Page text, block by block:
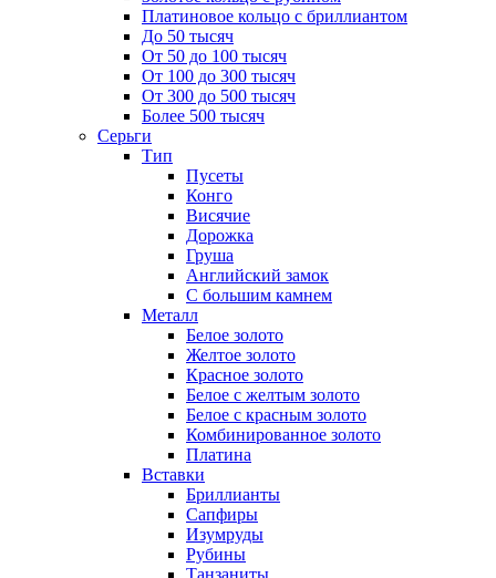
Платиновое кольцо с бриллиантом
До 50 тысяч
От 50 до 100 тысяч
От 100 до 300 тысяч
От 300 до 500 тысяч
Более 500 тысяч
Серьги
Тип
Пусеты
Конго
Висячие
Дорожка
Груша
Английский замок
С большим камнем
Металл
Белое золото
Желтое золото
Красное золото
Белое с желтым золото
Белое с красным золото
Комбинированное золото
Платина
Вставки
Бриллианты
Сапфиры
Изумруды
Рубины
Танзаниты